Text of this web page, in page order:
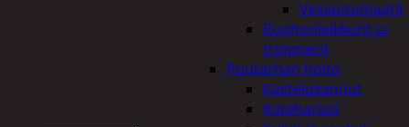
Vesiautomaatit
Ruohonleikkurit ja
trimmerit
Puutarhan hoito
Kastelukannut
Kateharsot